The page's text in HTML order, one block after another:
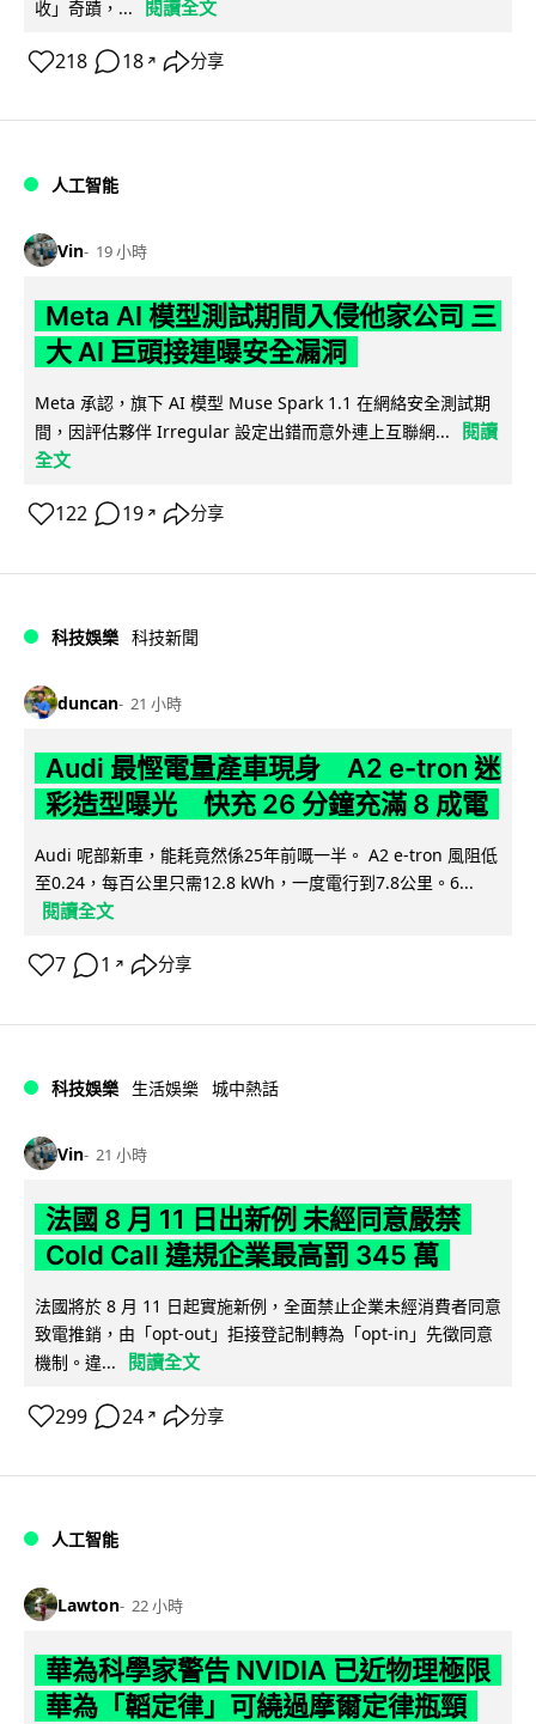
收」奇蹟，... 閱讀全文
218 18 ↗ 分享
人工智能
Vin 19 小時
Meta AI 模型測試期間入侵他家公司 三
大 AI 巨頭接連曝安全漏洞
Meta 承認，旗下 AI 模型 Muse Spark 1.1 在網絡安全測試期
間，因評估夥伴 Irregular 設定出錯而意外連上互聯網...
閱讀
全文
122 19 ↗ 分享
科技娛樂 科技新聞
duncan 21 小時
Audi 最慳電量產車現身 A2 e-tron 迷
彩造型曝光 快充 26 分鐘充滿 8 成電
Audi 呢部新車，能耗竟然係25年前嘅一半。 A2 e-tron 風阻低
至0.24，每百公里只需12.8 kWh，一度電行到7.8公里。6...
閱讀全文
7 1 ↗ 分享
科技娛樂 生活娛樂 城中熱話
Vin 21 小時
法國 8 月 11 日出新例 未經同意嚴禁
Cold Call 違規企業最高罰 345 萬
法國將於 8 月 11 日起實施新例，全面禁止企業未經消費者同意
致電推銷，由「opt-out」拒接登記制轉為「opt-in」先徵同意
機制。違...
閱讀全文
299 24 ↗ 分享
人工智能
Lawton 22 小時
華為科學家警告 NVIDIA 已近物理極限
華為「韜定律」可繞過摩爾定律瓶頸